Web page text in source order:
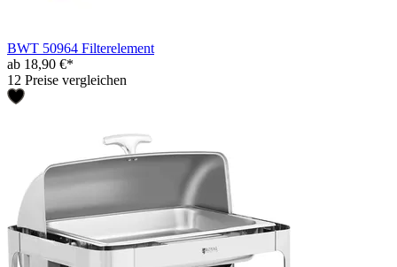
BWT 50964 Filterelement
ab 18,90 €*
12 Preise vergleichen